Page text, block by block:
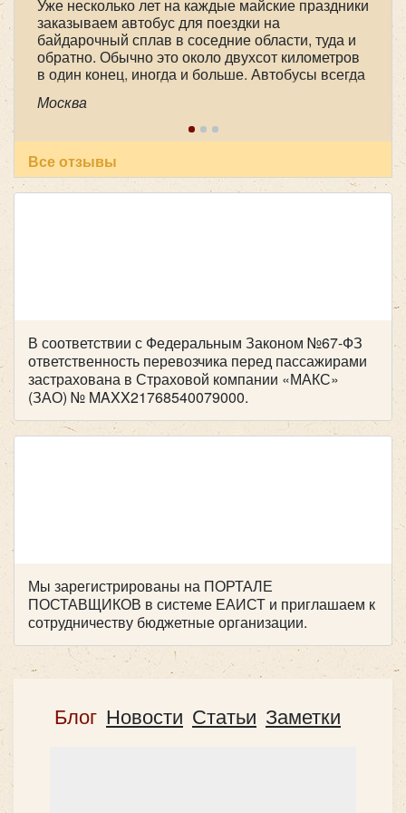
Уже несколько лет на каждые майские праздники
заказываем автобус для поездки на
байдарочный сплав в соседние области, туда и
обратно. Обычно это около двухсот километров
в один конец, иногда и больше. Автобусы всегда
большими багажными отделениями. А главное,
это опытные, доброжелательные, пунктуальные
и ответственные водители. В этот раз это были
Александр Александрович Чорный и Юрий
Анатольевич Арефьев. Спасибо большое им и
всему коллективу компании!
Москва
Все отзывы
В соответствии с Федеральным Законом №67-ФЗ
ответственность перевозчика перед пассажирами
застрахована в Страховой компании «МАКС»
(ЗАО) № MAXX21768540079000.
Мы зарегистрированы на ПОРТАЛЕ
ПОСТАВЩИКОВ в системе ЕАИСТ и приглашаем к
сотрудничеству бюджетные организации.
Mercedes Sprinter 907 (люкс)
Класс:люкс
Цена от:2000 руб/час
Hyundai Grand Starex H1
Количество мест:8
Блог Новости Статьи Заметки